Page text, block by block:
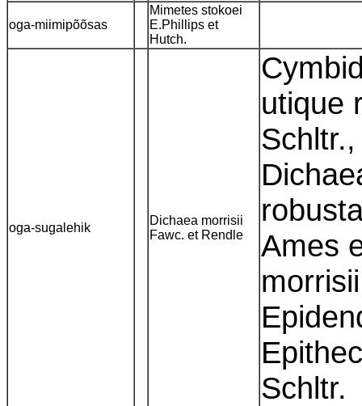
oga-miimipõõsas
Mimetes stokoei
E.Phillips et
Hutch.
oga-sugalehik
Dichaea morrisii
Fawc. et Rendle
utique
Ames
Schltr.